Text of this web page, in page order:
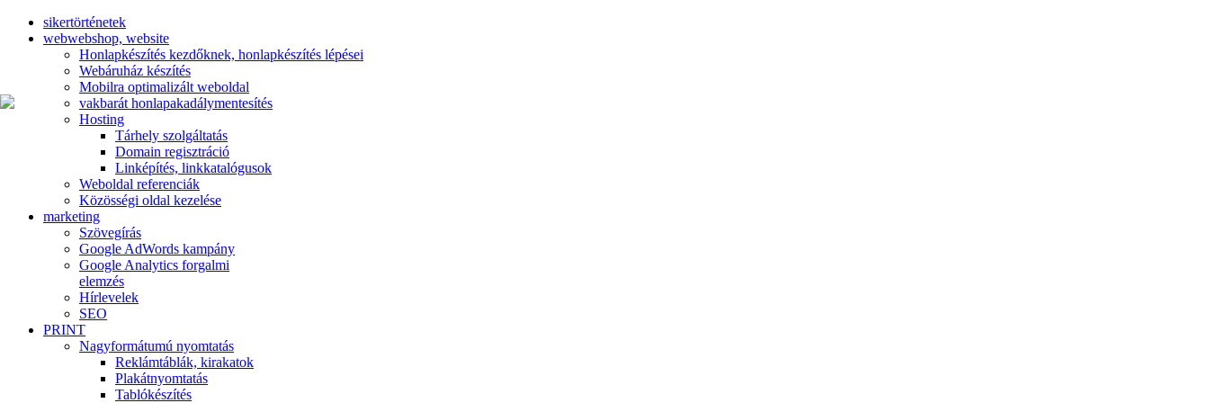
sikertörténetek
webwebshop, website
Honlapkészítés kezdőknek, honlapkészítés lépései
Webáruház készítés
Mobilra optimalizált weboldal
vakbarát honlapakadálymentesítés
Hosting
Tárhely szolgáltatás
Domain regisztráció
Linképítés, linkkatalógusok
Weboldal referenciák
Közösségi oldal kezelése
marketing
Szövegírás
Google AdWords kampány
Google Analytics forgalmi
elemzés
Hírlevelek
SEO
PRINT
Nagyformátumú nyomtatás
Reklámtáblák, kirakatok
Plakátnyomtatás
Tablókészítés